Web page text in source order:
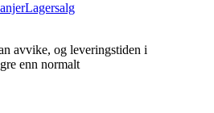
Lagersalg
avvike, og leveringstiden i
enn normalt